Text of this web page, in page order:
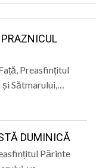
Preasfințitul
Sătmarului,…
DUMINICĂ
Părinte